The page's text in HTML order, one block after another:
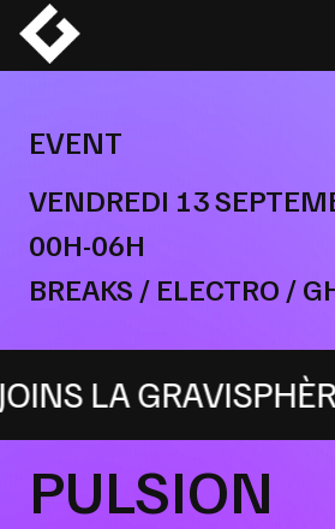
Skip
content
EVENT
VENDREDI 13
00H-06H
BREAKS / ELECTRO /
LA
PULSION